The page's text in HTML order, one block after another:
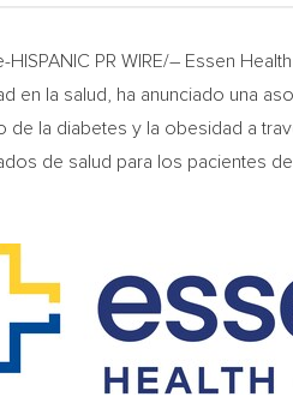
HISPANIC PR WIRE/– Essen
la salud, ha anunciado una
la diabetes y la obesidad a
de salud para los pacientes